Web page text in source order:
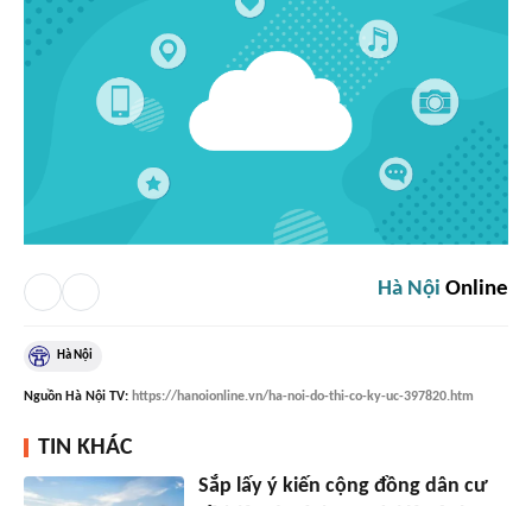
Hà Nội Online
Hà Nội
Nguồn Hà Nội TV: https://hanoionline.vn/ha-noi-do-thi-co-ky-uc-397820.htm
TIN KHÁC
Sắp lấy ý kiến cộng đồng dân cư